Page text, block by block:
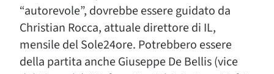
“autorevole”, dovrebbe essere guidato da
Christian Rocca, attuale direttore di IL,
mensile del Sole24ore. Potrebbero essere
della partita anche Giuseppe De Bellis (vice